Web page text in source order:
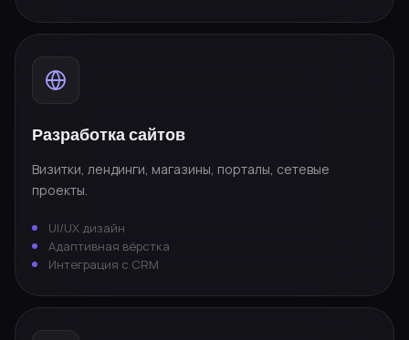
Разработка сайтов
Визитки, лендинги, магазины, порталы, сетевые
проекты.
UI/UX дизайн
Адаптивная вёрстка
Интеграция с CRM